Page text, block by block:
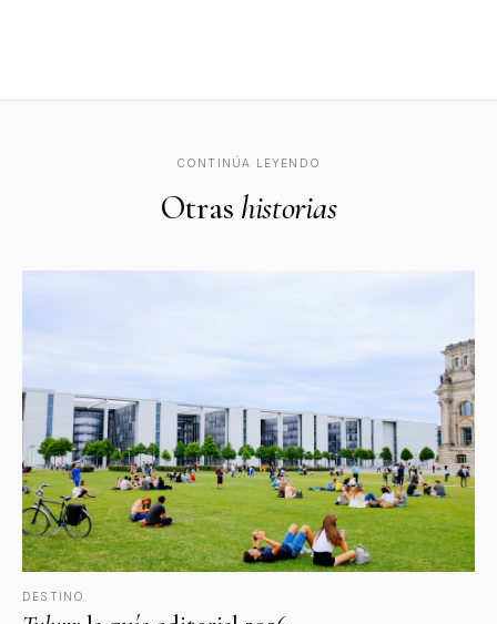
CONTINÚA LEYENDO
Otras historias
DESTINO